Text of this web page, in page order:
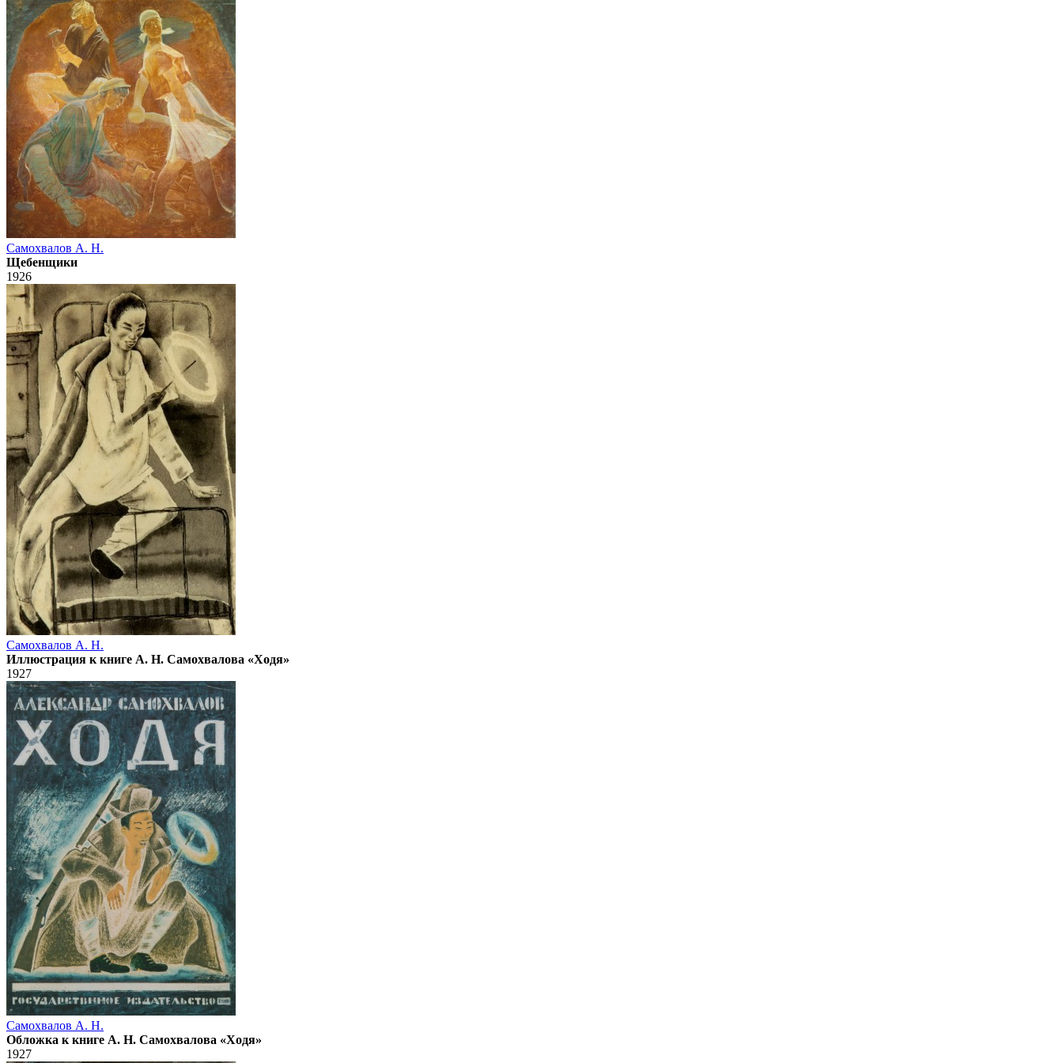
Самохвалов А. Н.
Щебенщики
1926
Самохвалов А. Н.
Иллюстрация к книге А. Н. Самохвалова «Ходя»
1927
Самохвалов А. Н.
Обложка к книге А. Н. Самохвалова «Ходя»
1927